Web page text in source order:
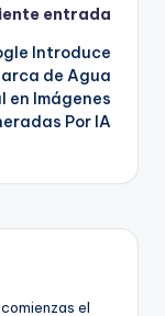
entrada
Introduce
de Agua
en Imágenes
Por IA
el